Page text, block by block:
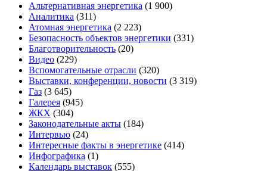
Альтернативная энергетика (1 900)
Аналитика (311)
Атомная энергетика (2 223)
Безопасность объектов энергетики (331)
Благотворительность (20)
Видео (229)
Вспомогательные отрасли (320)
Выставки, конференции, новости (3 319)
Газ (3 645)
Галерея (945)
ЖКХ (304)
Законодательные акты (184)
Интервью (24)
Интересные факты в энергетике (414)
Инфографика (1)
Календарь выставок (555)